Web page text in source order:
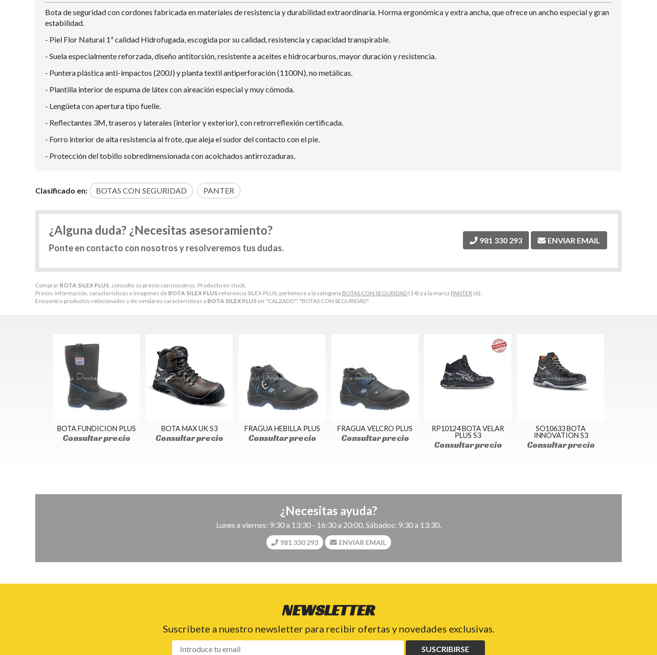
Comprar BOTA SILEX PLUS, consulte su precio con nosotros. Producto en stock.
Precio, información, características e imágenes de BOTA SILEX PLUS referencia SILEX PLUS, pertenece a la categoría BOTAS CON SEGURIDAD (14) y a la marca PANTER (6).
Encuentra productos relacionados y de similares características a BOTA SILEX PLUS en "CALZADO", "BOTAS CON SEGURIDAD".
Bota de seguridad con cordones fabricada en materiales de resistencia y durabilidad extraordinaria. Horma ergonómica y extra ancha, que ofrece un ancho especial y gran
estabilidad.
- Piel Flor Natural 1ª calidad Hidrofugada, escogida por su calidad, resistencia y capacidad transpirable.
- Suela especialmente reforzada, diseño antitorsión, resistente a aceites e hidrocarburos, mayor duración y resistencia.
- Puntera plástica anti-impactos (200J) y planta textil antiperforación (1100N), no metálicas.
- Plantilla interior de espuma de látex con aireación especial y muy cómoda.
- Lengüeta con apertura tipo fuelle.
- Reflectantes 3M, traseros y laterales (interior y exterior), con retrorreflexión certificada.
- Forro interior de alta resistencia al frote, que aleja el sudor del contacto con el pie.
- Protección del tobillo sobredimensionada con acolchados antirrozaduras.
Clasificado en: BOTAS CON SEGURIDAD PANTER
¿Alguna duda? ¿Necesitas asesoramiento?
Ponte en contacto con nosotros y resolveremos tus dudas.
981 330 293 ENVIAR EMAIL
BOTA FUNDICION PLUS
Consultar precio
BOTA MAX UK S3
Consultar precio
FRAGUA HEBILLA PLUS
Consultar precio
FRAGUA VELCRO PLUS
Consultar precio
RP10124 BOTA VELAR
PLUS S3
Consultar precio
SO10633 BOTA
INNOVATION S3
Consultar precio
¿Necesitas ayuda?
Lunes a viernes: 9:30 a 13:30 - 16:30 a 20:00. Sábados: 9:30 a 13:30.
981 330 293 ENVIAR EMAIL
NEWSLETTER
Suscríbete a nuestro newsletter para recibir ofertas y novedades exclusivas.
SUSCRIBIRSE